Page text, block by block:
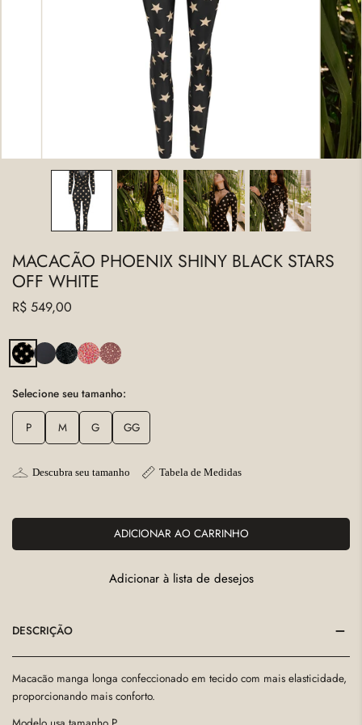
ABRA A MÍDIA NA VISUALIZAÇÃO DA GALERIA
MACACÃO PHOENIX SHINY BLACK STARS
OFF WHITE
Preço
R$ 549,00
Selecione seu tamanho:
P M G GG
Descubra seu tamanho Tabela de Medidas
ADICIONAR AO CARRINHO
Adicionar à lista de desejos
DESCRIÇÃO
Macacão manga longa confeccionado em tecido com mais elasticidade,
proporcionando mais conforto.